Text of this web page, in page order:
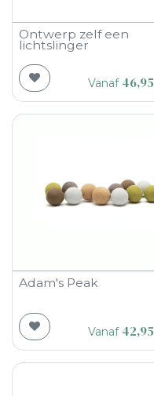
Ontwerp zelf een
lichtslinger
Vanaf 46,95
Adam's Peak
Vanaf 42,95